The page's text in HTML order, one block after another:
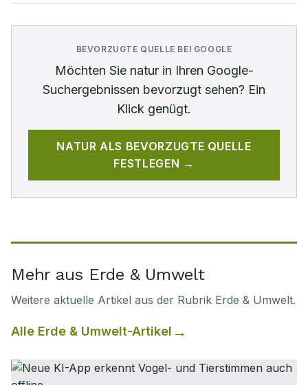
BEVORZUGTE QUELLE BEI GOOGLE
Möchten Sie naturin Ihren Google-
Suchergebnissen bevorzugt sehen? Ein
Klick genügt.
NATUR ALS BEVORZUGTE QUELLE
FESTLEGEN →
Mehr aus Erde & Umwelt
Weitere aktuelle Artikel aus der Rubrik Erde & Umwelt.
Alle Erde & Umwelt-Artikel